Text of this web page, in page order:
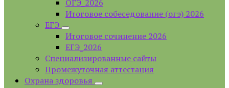
ОГЭ_2026
Итоговое собеседование (огэ) 2026
ЕГЭ
Итоговое сочинение 2026
ЕГЭ_2026
Специализированные сайты
Промежуточная аттестация
Охрана здоровья